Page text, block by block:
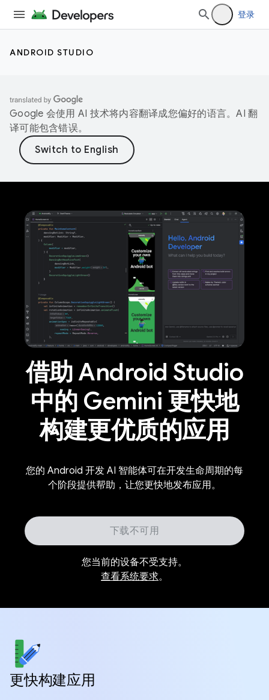
登录
ANDROID STUDIO
Google 会使用 AI 技术将内容翻译成您偏好的语言。AI 翻
译可能包含错误。
借助 Android Studio
中的 Gemini 更快地
构建更优质的应用
您的 Android 开发 AI 智能体可在开发生命周期的每
个阶段提供帮助，让您更快地发布应用。
下载不可用
您当前的设备不受支持。
查看系统要求。
更快构建应用